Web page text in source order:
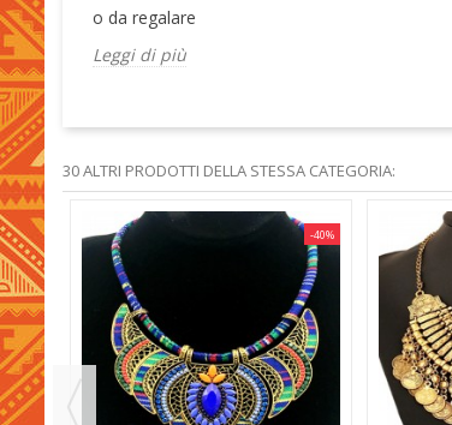
o da regalare
Leggi di più
30 ALTRI PRODOTTI DELLA STESSA CATEGORIA:
-40% -40%